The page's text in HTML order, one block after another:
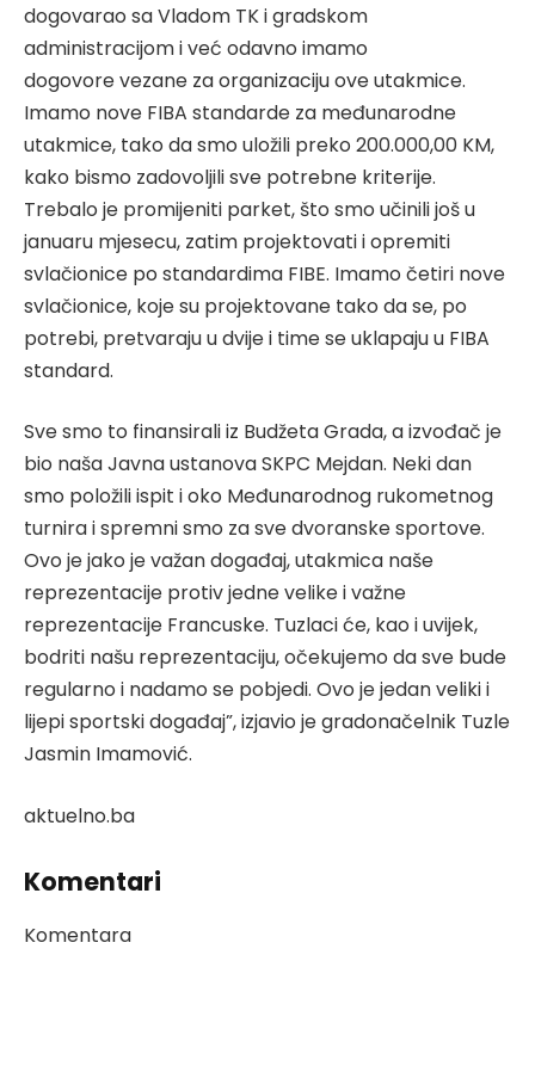
dogovarao sa Vladom TK i gradskom
administracijom i već odavno imamo
dogovore vezane za organizaciju ove utakmice.
Imamo nove FIBA standarde za međunarodne
utakmice, tako da smo uložili preko 200.000,00 KM,
kako bismo zadovoljili sve potrebne kriterije.
Trebalo je promijeniti parket, što smo učinili još u
januaru mjesecu, zatim projektovati i opremiti
svlačionice po standardima FIBE. Imamo četiri nove
svlačionice, koje su projektovane tako da se, po
potrebi, pretvaraju u dvije i time se uklapaju u FIBA
standard.
Sve smo to finansirali iz Budžeta Grada, a izvođač je
bio naša Javna ustanova SKPC Mejdan. Neki dan
smo položili ispit i oko Međunarodnog rukometnog
turnira i spremni smo za sve dvoranske sportove.
Ovo je jako je važan događaj, utakmica naše
reprezentacije protiv jedne velike i važne
reprezentacije Francuske. Tuzlaci će, kao i uvijek,
bodriti našu reprezentaciju, očekujemo da sve bude
regularno i nadamo se pobjedi. Ovo je jedan veliki i
lijepi sportski događaj”, izjavio je gradonačelnik Tuzle
Jasmin Imamović.
aktuelno.ba
Komentari
Komentara